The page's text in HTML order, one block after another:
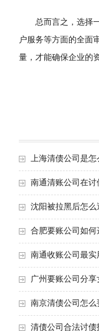
总而言之，选择一
户服务等方面的全面
量，才能确保企业的
上海清债公司是怎
南通清账公司在讨
沈阳被拉黑后怎
合肥要账公司如
南通收账公司最实
广州要账公司分
南京清债公司怎
清债公司合法讨债